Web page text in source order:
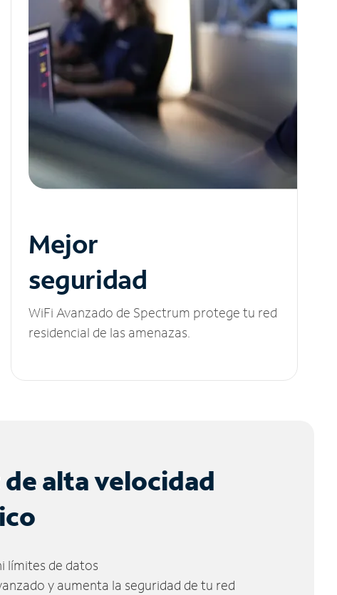
Mejor
seguridad
WiFi Avanzado de Spectrum protege tu red
residencial de las amenazas.
alta velocidad
límites de datos
y aumenta la seguridad de tu red